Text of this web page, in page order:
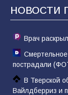
79
НОВОСТИ
Врач
пострадали
В Тверской
Вайлдберриз и